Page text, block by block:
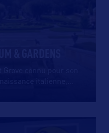
& GARDENS
italienne,